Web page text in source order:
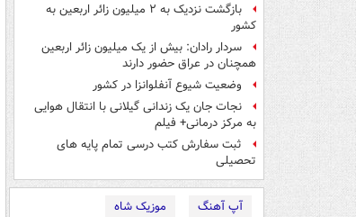
بازگشت نزدیک به ۲ میلیون زائر اربعین به
کشور
سردار رادان: بیش از یک میلیون زائر اربعین
همچنان در عراق حضور دارند
وضعیت شیوع آنفلوانزا در کشور
نجات جان یک زندانی گیلانی با انتقال هوایی
به مرکز درمانی+ فیلم
ثبت سفارش کتب درسی تمام پایه های
تحصیلی
آپ آهنگ
موزیک شاه